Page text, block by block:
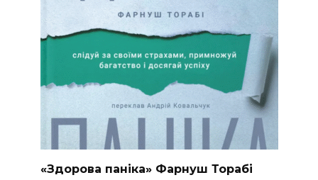
«Здорова паніка» Фарнуш Торабі